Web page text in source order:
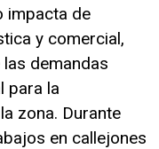
impacta de
y comercial,
demandas
para la
zona. Durante
en callejones